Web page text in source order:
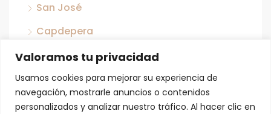
Valoramos tu privacidad
Usamos cookies para mejorar su experiencia de
navegación, mostrarle anuncios o contenidos
personalizados y analizar nuestro tráfico. Al hacer clic en
San José
Capdepera
Llubi
San Antonio
Porreras